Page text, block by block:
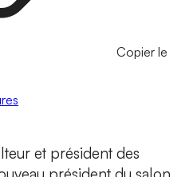
Copier le
et président des